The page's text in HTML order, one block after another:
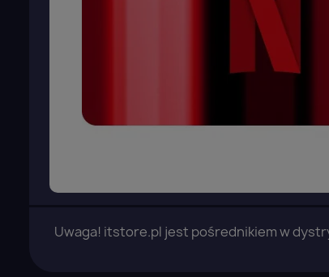
Uwaga! itstore.pl jest pośrednikiem w